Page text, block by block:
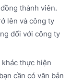
thành viên.
lên và công ty
đối với công ty
thực hiện
cần có văn bản